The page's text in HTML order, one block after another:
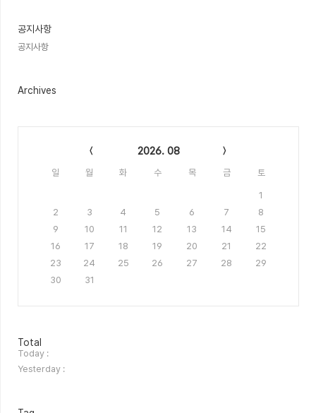
공지사항
공지사항
Archives
2026. 08
일 월 화 수 목 금 토
1
2
3 4 5 6 7
8
9
10 11 12 13 14
15
16
17 18 19 20 21
22
23
24 25 26 27 28
29
30
31
방
문
자
수
Total
Today :
Yesterday :